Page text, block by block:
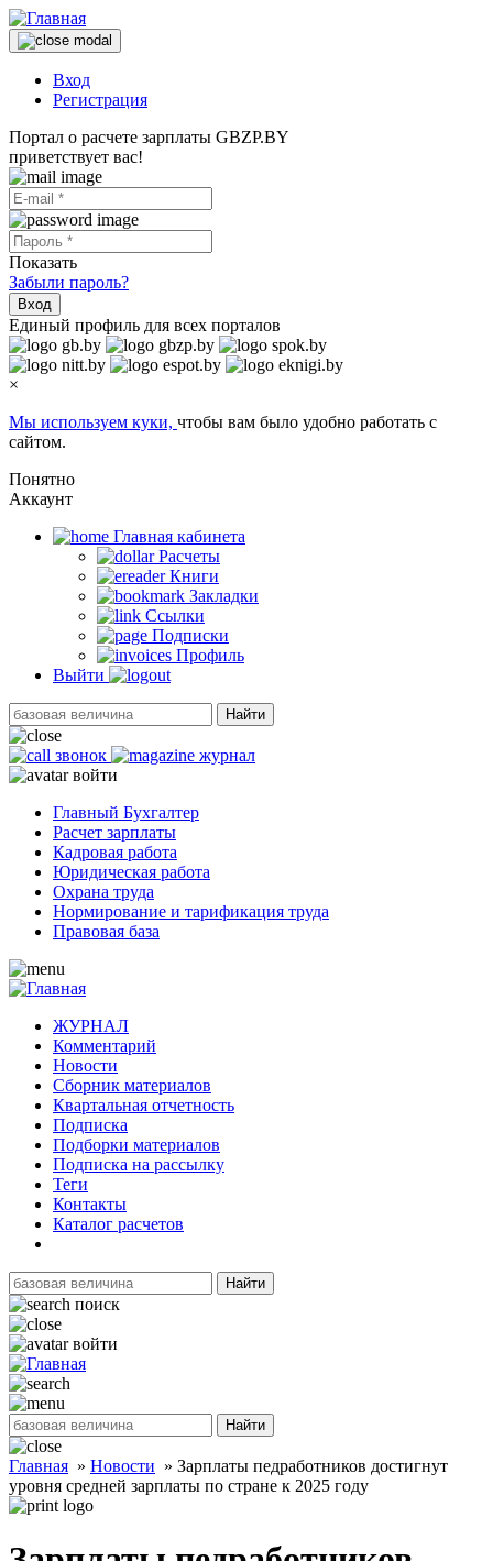
Вход
Регистрация
Портал о расчете зарплаты GBZP.BY
приветствует вас!
Показать
Забыли пароль?
Вход
Единый профиль для всех порталов
×
Мы используем куки, чтобы вам было удобно работать с
сайтом.
Понятно
Аккаунт
Главная кабинетa
Расчеты
Книги
Закладки
Ссылки
Подписки
Профиль
Выйти
Найти
звонок
журнал
войти
Главный Бухгалтер
Расчет зарплаты
Кадровая работа
Юридическая работа
Охрана труда
Нормирование и тарификация труда
Правовая база
ЖУРНАЛ
Комментарий
Новости
Сборник материалов
Квартальная отчетность
Подписка
Подборки материалов
Подписка на рассылку
Теги
Контакты
Каталог расчетов
Найти
поиск
войти
Найти
Главная » Новости » Зарплаты педработников достигнут
уровня средней зарплаты по стране к 2025 году